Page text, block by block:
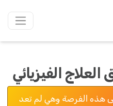
الفيزيائي
هذه الفرصة وهي لم تعد